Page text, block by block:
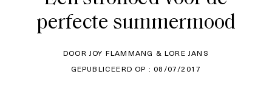
perfecte summermood
DOOR JOY FLAMMANG & LORE JANS
GEPUBLICEERD OP : 08/07/2017